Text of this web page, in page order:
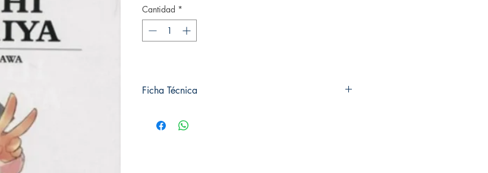
Cantidad *
Ficha Técnica
Editorial: IVREA